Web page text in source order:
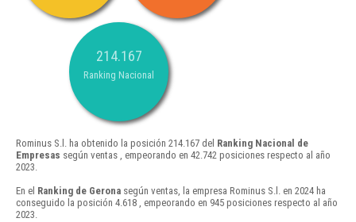
214.167
Ranking Nacional
Rominus S.l. ha obtenido la posición 214.167 del Ranking Nacional de
Empresas según ventas , empeorando en 42.742 posiciones respecto al año
2023.
En el Ranking de Gerona según ventas, la empresa Rominus S.l. en 2024 ha
conseguido la posición 4.618 , empeorando en 945 posiciones respecto al año
2023.